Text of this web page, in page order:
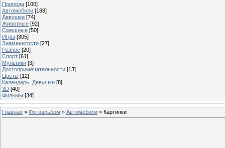
Природа [100]
Автомобили [188]
Девушки [74]
Животные [92]
Смешные [50]
Игры [305]
Знаменитости [27]
Разное [20]
Спорт [61]
Мультики [3]
Достопримечательности [13]
Цветы [12]
Календарь_Девушки [8]
3D [40]
Фильмы [34]
Главная » Фотоальбом » Автомобили » Картинки